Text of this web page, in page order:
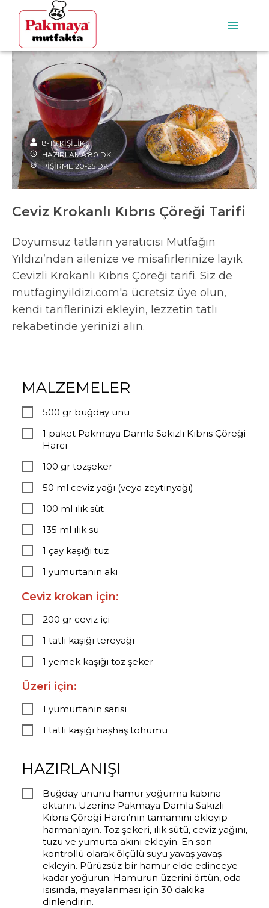
8-10 KİŞİLİK
HAZIRLAMA 80 DK
PİŞİRME 20-25 DK
Ceviz Krokanlı Kıbrıs Çöreği Tarifi
Doyumsuz tatların yaratıcısı Mutfağın
Yıldızı’ndan ailenize ve misafirlerinize layık
Cevizli Krokanlı Kıbrıs Çöreği tarifi. Siz de
mutfaginyildizi.com'a ücretsiz üye olun,
kendi tariflerinizi ekleyin, lezzetin tatlı
rekabetinde yerinizi alın.
MALZEMELER
500 gr buğday unu
1 paket Pakmaya Damla Sakızlı Kıbrıs Çöreği
Harcı
100 gr tozşeker
50 ml ceviz yağı (veya zeytinyağı)
100 ml ılık süt
135 ml ılık su
1 çay kaşığı tuz
1 yumurtanın akı
Ceviz krokan için:
200 gr ceviz içi
1 tatlı kaşığı tereyağı
1 yemek kaşığı toz şeker
Üzeri için:
1 yumurtanın sarısı
1 tatlı kaşığı haşhaş tohumu
HAZIRLANIŞI
Buğday ununu hamur yoğurma kabına
aktarın. Üzerine Pakmaya Damla Sakızlı
Kıbrıs Çöreği Harcı’nın tamamını ekleyip
harmanlayın. Toz şekeri, ılık sütü, ceviz yağını,
tuzu ve yumurta akını ekleyin. En son
kontrollü olarak ölçülü suyu yavaş yavaş
ekleyin. Pürüzsüz bir hamur elde edinceye
kadar yoğurun. Hamurun üzerini örtün, oda
ısısında, mayalanması için 30 dakika
dinlendirin.